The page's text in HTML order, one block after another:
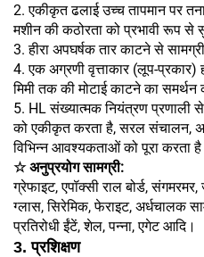
2. एकीकृत ढलाई उच्च तापमान पर
मशीन की कठोरता को प्रभावी रूप से
3. हीरा अपघर्षक तार काटने से
4. एक अग्रणी वृत्ताकार (लूप-प्रकार)
मिमी तक की मोटाई काटने का समर्थन
5. HL संख्यात्मक नियंत्रण प्रणाली से
को एकीकृत करता है, सरल संचालन,
विभिन्न आवश्यकताओं को पूरा करता
☆ अनुप्रयोग सामग्री:
ग्रेफाइट, एपॉक्सी राल बोर्ड,
ग्लास, सिरेमिक, फेराइट, अर्धचालक
प्रतिरोधी ईंटें, शेल, पन्ना, एगेट आदि।
3. प्रशिक्षण